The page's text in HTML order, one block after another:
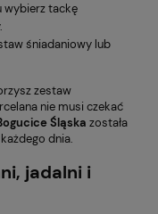
wybierz tackę
śniadaniowy lub
zestaw
nie musi czekać
Śląska została
dnia.
jadalni i